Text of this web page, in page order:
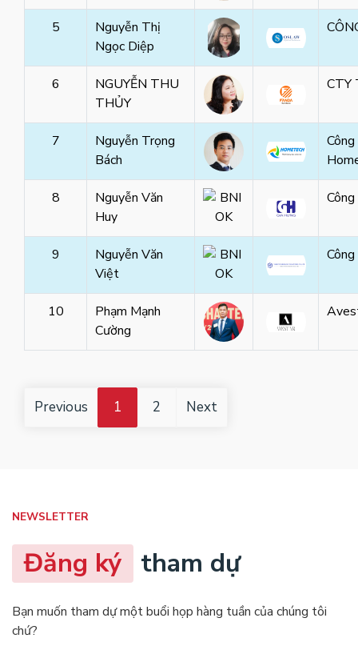
5
Nguyễn Thị
Ngọc Diệp
6
NGUYỄN THU
THỦY
CTY
7
Nguyễn Trọng
Bách
8
Nguyễn Văn
Huy
9
Nguyễn Văn
Việt
10
Phạm Mạnh
Cường
Previous 1 2 Next
NEWSLETTER
Đăng ký tham dự
Bạn muốn tham dự một buổi họp hàng tuần của chúng tôi
chứ?